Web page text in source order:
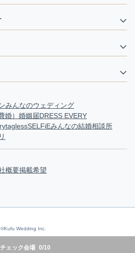
チェック会場 0/10
みんなのウェディング
婚） 婚姻届DRESS EVERY
taglessSELFiEみんなの結婚相談所
概要掲載希望
©Kufu Wedding Inc.